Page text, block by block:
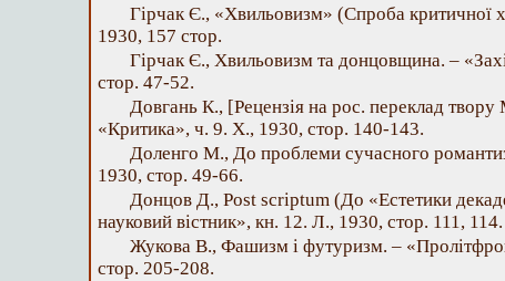
Гірчак Є., «Хвильовизм» (Спроба критичної
1930, 157 стор.
Гірчак Є., Хвильовизм та донцовщина. –
стор. 47-52.
Довгань К., [Рецензія на рос. переклад
«Критика», ч. 9. X., 1930, стор. 140-143.
Доленго M., До проблеми сучасного
1930, стор. 49-66.
Донцов Д., Post scriptum (До «Естетики
науковий вістник», кн. 12. Л., 1930, стор. 111, 114.
Жукова В., Фашизм і футуризм. –
стор. 205-208.